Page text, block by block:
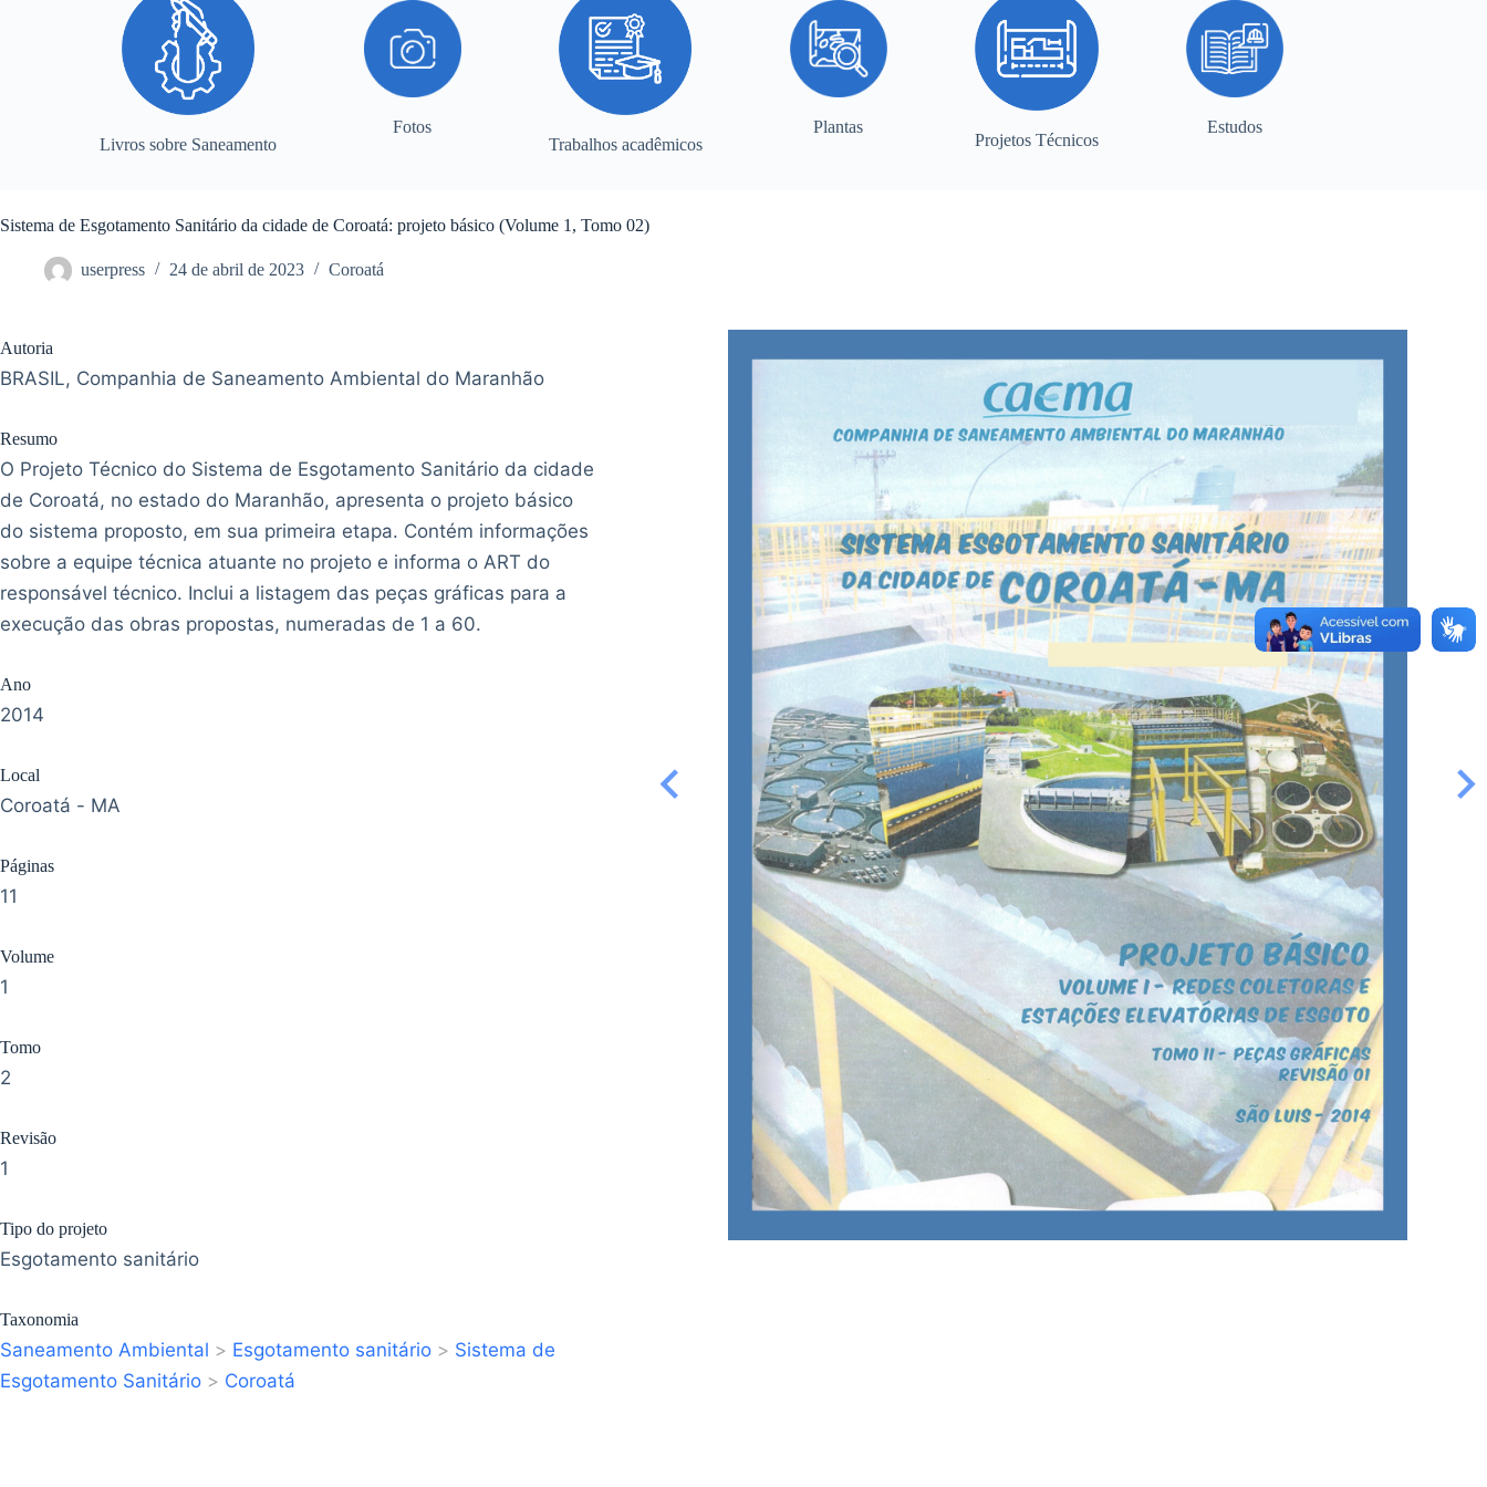
Livros sobre Saneamento
Fotos
Trabalhos acadêmicos
Plantas
Projetos Técnicos
Estudos
Sistema de Esgotamento Sanitário da cidade de Coroatá: projeto básico (Volume 1, Tomo 02)
userpress 24 de abril de 2023 Coroatá
Autoria
BRASIL, Companhia de Saneamento Ambiental do Maranhão
Resumo
O Projeto Técnico do Sistema de Esgotamento Sanitário da cidade
de Coroatá, no estado do Maranhão, apresenta o projeto básico
do sistema proposto, em sua primeira etapa. Contém informações
sobre a equipe técnica atuante no projeto e informa o ART do
responsável técnico. Inclui a listagem das peças gráficas para a
execução das obras propostas, numeradas de 1 a 60.
Ano
2014
Local
Coroatá - MA
Páginas
11
Volume
1
Tomo
2
Revisão
1
Tipo do projeto
Esgotamento sanitário
Taxonomia
Saneamento Ambiental > Esgotamento sanitário > Sistema de
Esgotamento Sanitário > Coroatá